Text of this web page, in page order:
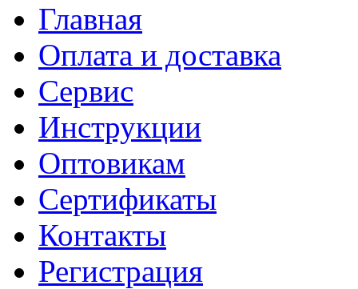
Главная
Оплата и доставка
Сервис
Инструкции
Оптовикам
Сертификаты
Контакты
Регистрация